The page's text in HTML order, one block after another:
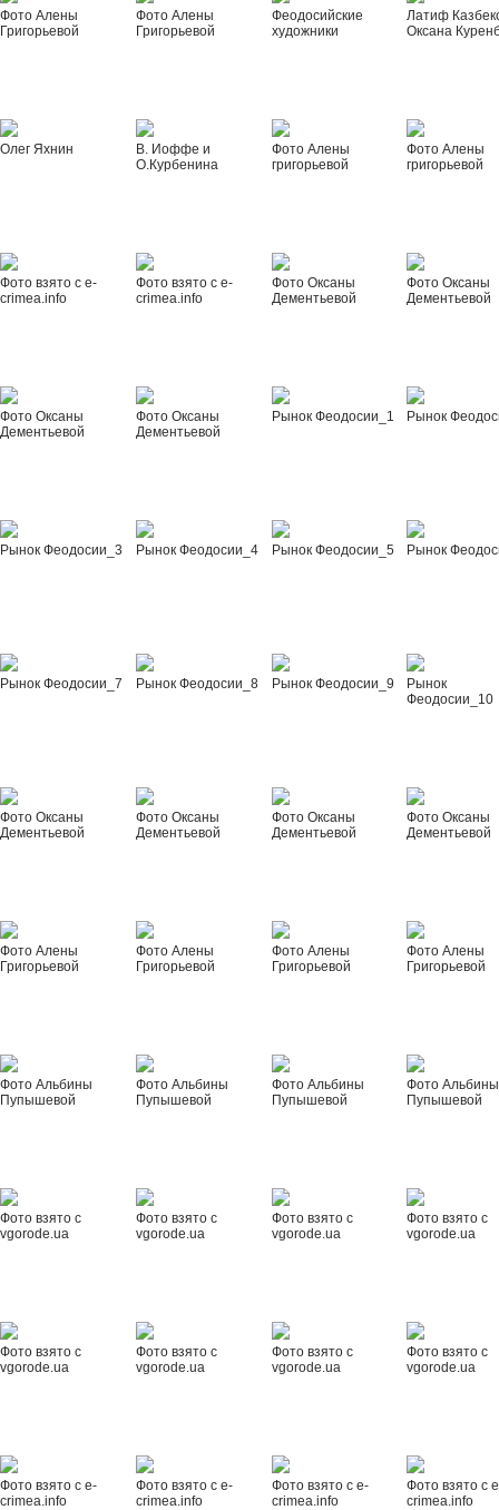
Фото Алены
Григорьевой
Фото Алены
Григорьевой
Феодосийские
художники
Латиф
Оксана
Олег Яхнин
В. Иоффе и
О.Курбенина
Фото Алены
григорьевой
Фото Алены
григорьевой
Фото взято с e-
crimea.info
Фото взято с e-
crimea.info
Фото Оксаны
Дементьевой
Фото Оксаны
Дементьевой
Фото Оксаны
Дементьевой
Фото Оксаны
Дементьевой
Рынок Феодосии_1 Рынок
Рынок Феодосии_3 Рынок Феодосии_4 Рынок Феодосии_5 Рынок
Рынок Феодосии_7 Рынок Феодосии_8 Рынок Феодосии_9
Рынок
Феодосии_10
Фото Оксаны
Дементьевой
Фото Оксаны
Дементьевой
Фото Оксаны
Дементьевой
Фото Оксаны
Дементьевой
Фото Алены
Григорьевой
Фото Алены
Григорьевой
Фото Алены
Григорьевой
Фото Алены
Григорьевой
Фото Альбины
Пупышевой
Фото Альбины
Пупышевой
Фото Альбины
Пупышевой
Фото Альбины
Пупышевой
Фото взято с
vgorode.ua
Фото взято с
vgorode.ua
Фото взято с
vgorode.ua
Фото взято с
vgorode.ua
Фото взято с
vgorode.ua
Фото взято с
vgorode.ua
Фото взято с
vgorode.ua
Фото взято с
vgorode.ua
Фото взято с e-
crimea.info
Фото взято с e-
crimea.info
Фото взято с e-
crimea.info
Фото взято с
crimea.info